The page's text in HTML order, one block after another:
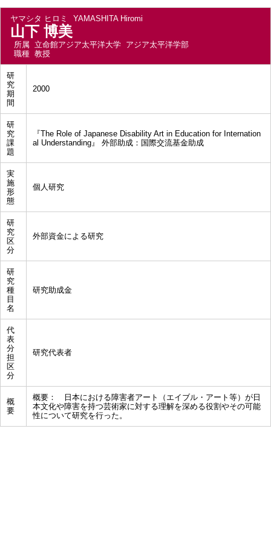
ヤマシタ ヒロミ YAMASHITA Hiromi
山下 博美
所属 立命館アジア太平洋大学 アジア太平洋学部
職種 教授
研
究
期
間
2000
研
究
課
題
『The Role of Japanese Disability Art in Education for Internation
al Understanding』 外部助成：国際交流基金助成
実
施
形
態
個人研究
研
究
区
分
外部資金による研究
研
究
種
目
名
研究助成金
代
表
分
担
区
分
研究代表者
概
要
概要： 日本における障害者アート（エイブル・アート等）が日
本文化や障害を持つ芸術家に対する理解を深める役割やその可能
性について研究を行った。